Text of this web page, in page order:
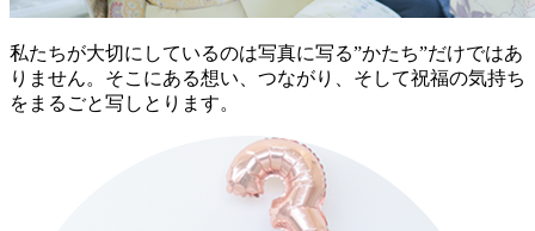
私たちが大切にしているのは写真に写る”かたち”だけではあ
りません。そこにある想い、つながり、そして祝福の気持ち
を まるごと写しとります。